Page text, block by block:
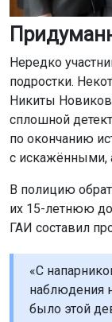
Нередко
подростки.
Никиты
сплошной
по окончанию
с искажёнными,
В полицию
их 15-летнюю
ГАИ составил
«С
наблюдения
было этой